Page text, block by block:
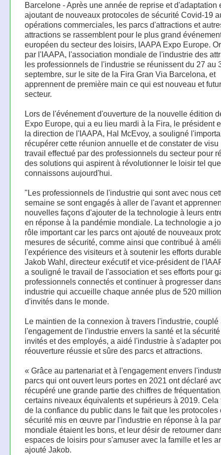
Barcelone - Après une année de reprise et d'adaptation
ajoutant de nouveaux protocoles de sécurité Covid-19
opérations commerciales, les parcs d'attractions et
attractions se rassemblent pour le plus grand
européen du secteur des loisirs, IAAPA Expo Europe.
par l'IAAPA, l'association mondiale de l'industrie des
les professionnels de l'industrie se réunissent du 27 au
septembre, sur le site de la Fira Gran Via Barcelona, ​​et
apprennent de première main ce qui est nouveau et
secteur.
Lors de l'événement d'ouverture de la nouvelle édition
Expo Europe, qui a eu lieu mardi à la Fira, le président
la direction de l'IAAPA, Hal McEvoy, a souligné
récupérer cette réunion annuelle et de constater de visu
travail effectué par des professionnels du secteur pour
des solutions qui aspirent à révolutionner le loisir tel
connaissons aujourd'hui.
"Les professionnels de l'industrie qui sont avec nous
semaine se sont engagés à aller de l'avant et
nouvelles façons d'ajouter de la technologie à leurs
en réponse à la pandémie mondiale. La technologie a
rôle important car les parcs ont ajouté de nouveaux
mesures de sécurité, comme ainsi que contribué à
l'expérience des visiteurs et à soutenir les efforts
Jakob Wahl, directeur exécutif et vice-président de
a souligné le travail de l'association et ses efforts pour
professionnels connectés et continuer à progresser
industrie qui accueille chaque année plus de 520
d'invités dans le monde.
Le maintien de la connexion à travers l'industrie, couplé
l'engagement de l'industrie envers la santé et la
invités et des employés, a aidé l'industrie à s'adapter
réouverture réussie et sûre des parcs et attractions.
« Grâce au partenariat et à l'engagement envers
parcs qui ont ouvert leurs portes en 2021 ont déclaré
récupéré une grande partie des chiffres de
certains niveaux équivalents et supérieurs à 2019. Cela
de la confiance du public dans le fait que les protocoles
sécurité mis en œuvre par l'industrie en réponse à la
mondiale étaient les bons, et leur désir de retourner
espaces de loisirs pour s'amuser avec la famille et les
ajouté Jakob.